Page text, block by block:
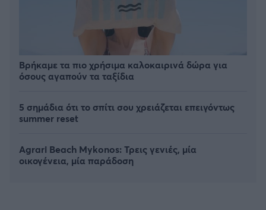
Βρήκαμε τα πιο χρήσιμα καλοκαιρινά δώρα για
όσους αγαπούν τα ταξίδια
5 σημάδια ότι το σπίτι σου χρειάζεται επειγόντως
summer reset
Agrari Beach Mykonos: Τρεις γενιές, μία
οικογένεια, μία παράδοση